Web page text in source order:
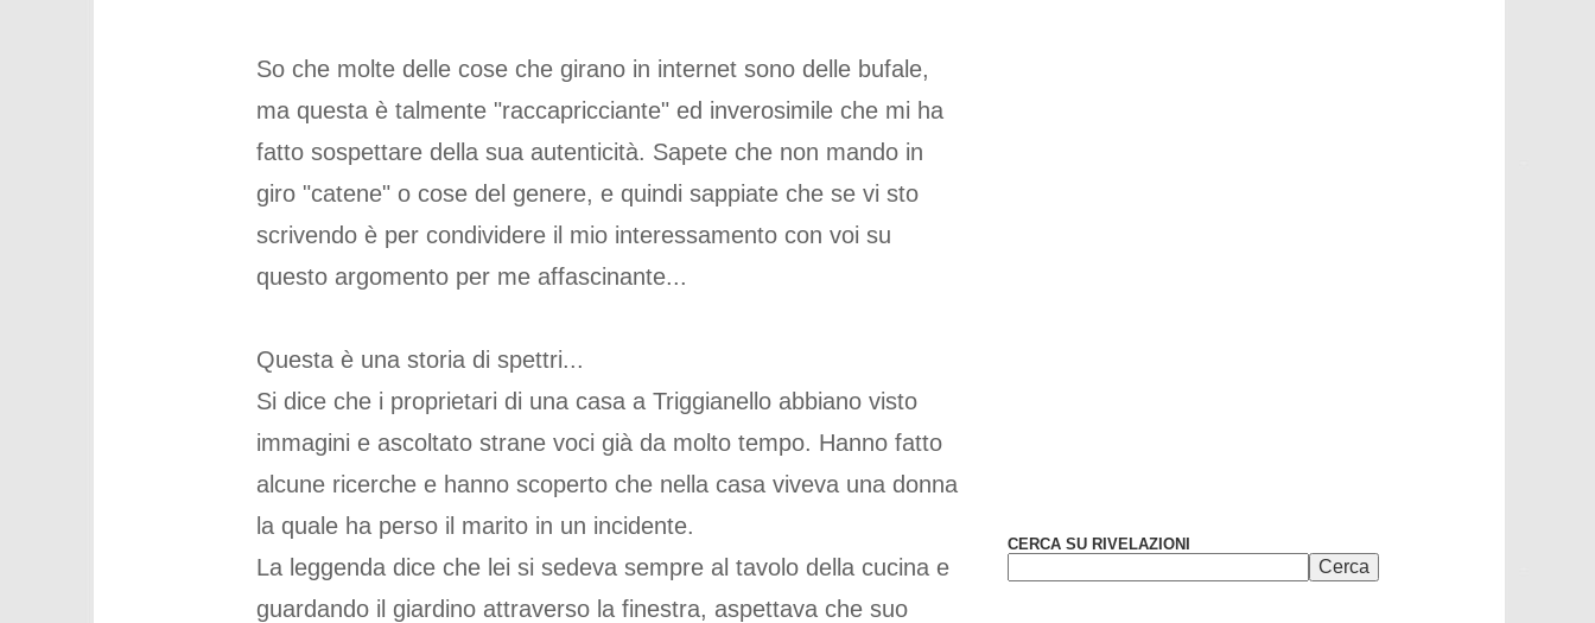
So che molte delle cose che girano in internet sono delle bufale,
ma questa è talmente "raccapricciante" ed inverosimile che mi ha
fatto sospettare della sua autenticità. Sapete che non mando in
giro "catene" o cose del genere, e quindi sappiate che se vi sto
scrivendo è per condividere il mio interessamento con voi su
questo argomento per me affascinante...
Questa è una storia di spettri...
Si dice che i proprietari di una casa a Triggianello abbiano visto
immagini e ascoltato strane voci già da molto tempo. Hanno fatto
alcune ricerche e hanno scoperto che nella casa viveva una donna
la quale ha perso il marito in un incidente.
La leggenda dice che lei si sedeva sempre al tavolo della cucina e
guardando il giardino attraverso la finestra, aspettava che suo
CERCA SU RIVELAZIONI